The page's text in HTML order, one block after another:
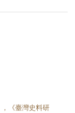
，《臺灣史料研